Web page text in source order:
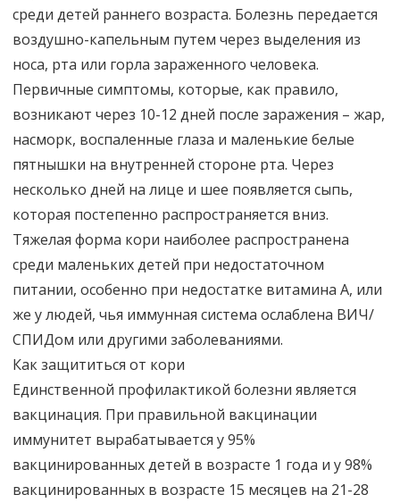
среди детей раннего возраста. Болезнь передается
воздушно-капельным путем через выделения из
носа, рта или горла зараженного человека.
Первичные симптомы, которые, как правило,
возникают через 10-12 дней после заражения – жар,
насморк, воспаленные глаза и маленькие белые
пятнышки на внутренней стороне рта. Через
несколько дней на лице и шее появляется сыпь,
которая постепенно распространяется вниз.
Тяжелая форма кори наиболее распространена
среди маленьких детей при недостаточном
питании, особенно при недостатке витамина А, или
же у людей, чья иммунная система ослаблена ВИЧ/
СПИДом или другими заболеваниями.
Как защититься от кори
Единственной профилактикой болезни является
вакцинация. При правильной вакцинации
иммунитет вырабатывается у 95%
вакцинированных детей в возрасте 1 года и у 98%
вакцинированных в возрасте 15 месяцев на 21-28